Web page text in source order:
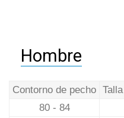
Hombre
Contorno de pecho
80 - 84